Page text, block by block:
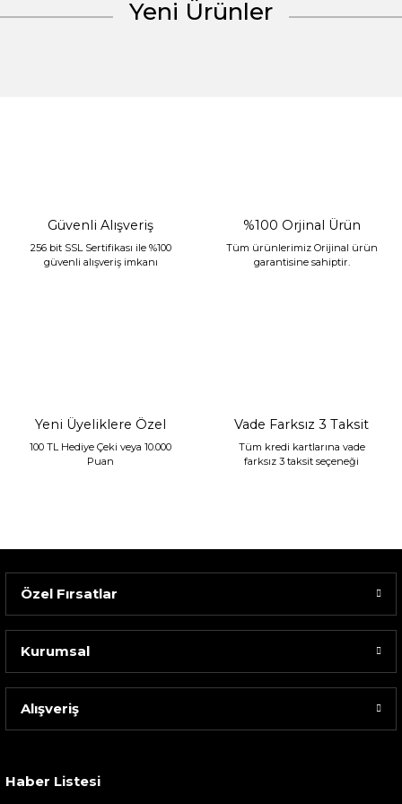
Yeni Ürünler
Sarev Elfıda Flanel Nevresim Takımı Çift Kişili...
Güvenli Alışveriş
256 bit SSL Sertifikası ile %100
güvenli alışveriş imkanı
%100 Orjinal Ürün
Tüm ürünlerimiz Orijinal ürün
garantisine sahiptir.
Yeni Üyeliklere Özel
100 TL Hediye Çeki veya 10.000
Puan
Vade Farksız 3 Taksit
Tüm kredi kartlarına vade
farksız 3 taksit seçeneği
Özel Fırsatlar
Kurumsal
Alışveriş
Haber Listesi